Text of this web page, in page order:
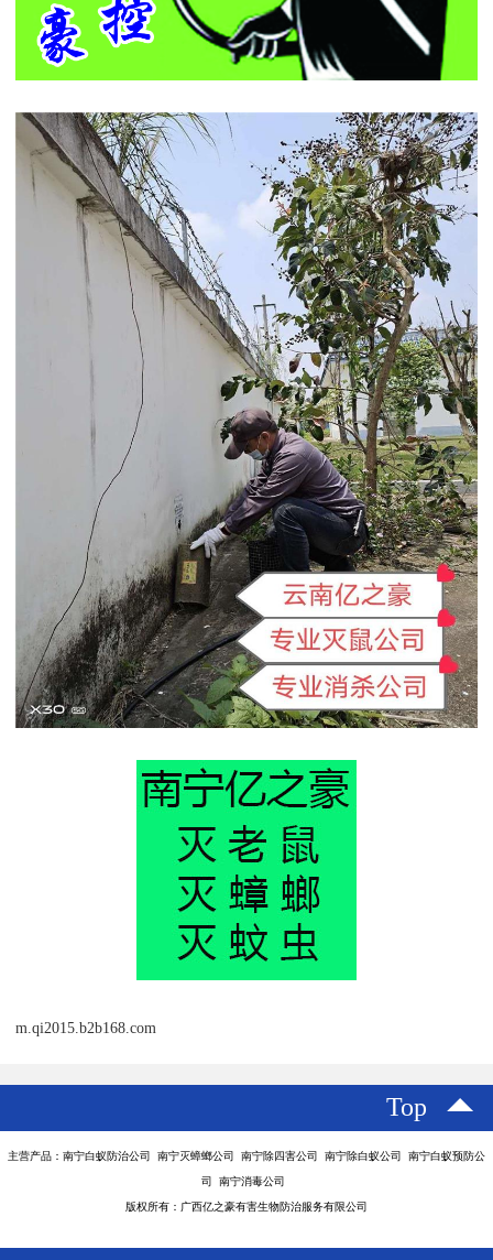
m.qi2015.b2b168.com
Top
主营产品：南宁白蚁防治公司 南宁灭蟑螂公司 南宁除四害公司 南宁除白蚁公司 南宁白蚁预防公
司 南宁消毒公司
版权所有：广西亿之豪有害生物防治服务有限公司